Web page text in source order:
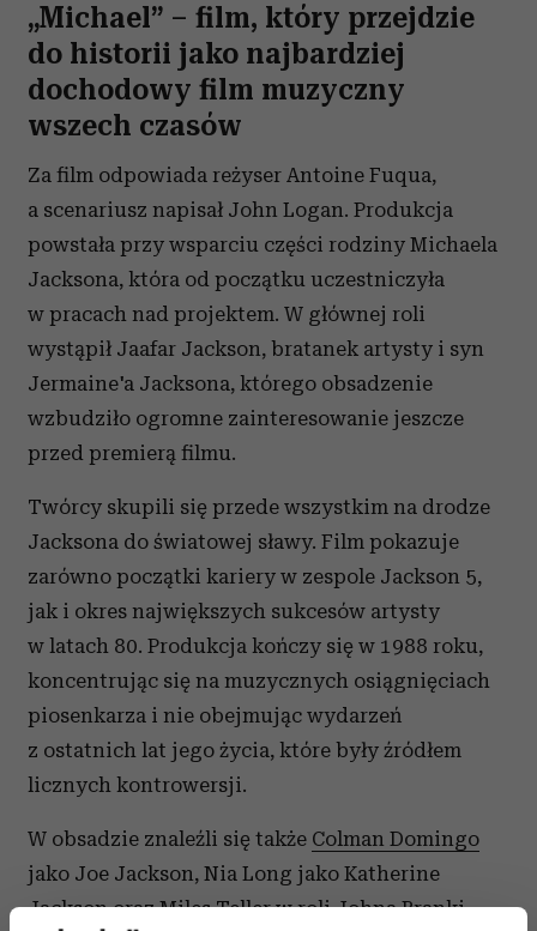
„Michael” – film, który przejdzie
do historii jako najbardziej
dochodowy film muzyczny
wszech czasów
Za film odpowiada reżyser Antoine Fuqua,
a scenariusz napisał John Logan. Produkcja
powstała przy wsparciu części rodziny Michaela
Jacksona, która od początku uczestniczyła
w pracach nad projektem. W głównej roli
wystąpił Jaafar Jackson, bratanek artysty i syn
Jermaine'a Jacksona, którego obsadzenie
wzbudziło ogromne zainteresowanie jeszcze
przed premierą filmu.
Twórcy skupili się przede wszystkim na drodze
Jacksona do światowej sławy. Film pokazuje
zarówno początki kariery w zespole Jackson 5,
jak i okres największych sukcesów artysty
w latach 80. Produkcja kończy się w 1988 roku,
koncentrując się na muzycznych osiągnięciach
piosenkarza i nie obejmując wydarzeń
z ostatnich lat jego życia, które były źródłem
licznych kontrowersji.
W obsadzie znaleźli się także Colman Domingo
jako Joe Jackson, Nia Long jako Katherine
Jackson oraz Miles Teller w roli Johna Branki,